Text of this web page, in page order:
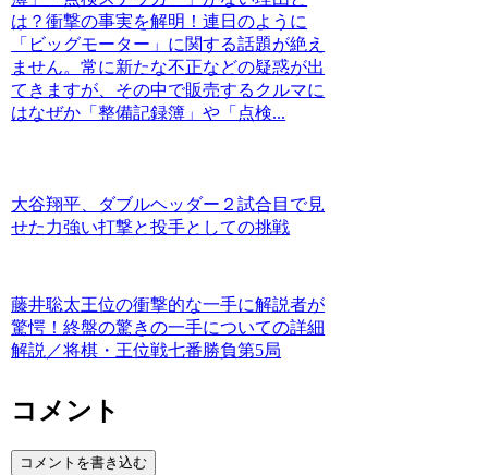
は？衝撃の事実を解明！連日のように
「ビッグモーター」に関する話題が絶え
ません。常に新たな不正などの疑惑が出
てきますが、その中で販売するクルマに
はなぜか「整備記録簿」や「点検...
大谷翔平、ダブルヘッダー２試合目で見
せた力強い打撃と投手としての挑戦
藤井聡太王位の衝撃的な一手に解説者が
驚愕！終盤の驚きの一手についての詳細
解説／将棋・王位戦七番勝負第5局
コメント
コメントを書き込む